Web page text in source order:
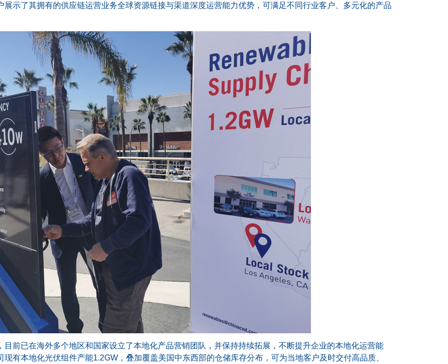
示了其拥有的供应链运营业务全球资源链接与渠道深度运营能力优势，可满足不同行业客户、多元化的产品
前已在海外多个地区和国家设立了本地化产品营销团队，并保持持续拓展，不断提升企业的本地化运营能
有本地化光伏组件产能1.2GW，叠加覆盖美国中东西部的仓储库存分布，可为当地客户及时交付高品质、